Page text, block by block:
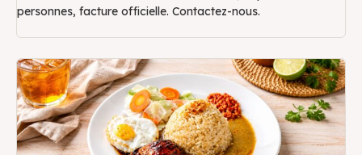
personnes, facture officielle. Contactez-nous.